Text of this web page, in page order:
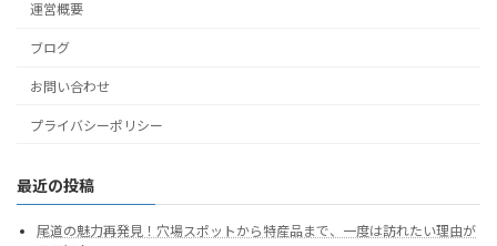
運営概要
ブログ
お問い合わせ
プライバシーポリシー
最近の投稿
尾道の魅力再発見！穴場スポットから特産品まで、一度は訪れたい理由が